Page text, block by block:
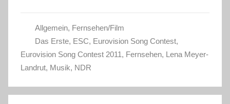
Allgemein, Fernsehen/Film
Das Erste, ESC, Eurovision Song Contest,
Eurovision Song Contest 2011, Fernsehen, Lena Meyer-
Landrut, Musik, NDR